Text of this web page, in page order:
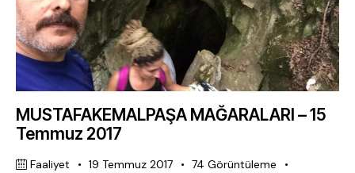
MUSTAFAKEMALPAŞA MAĞARALARI – 15
Temmuz 2017
Faaliyet 19 Temmuz 2017 74 Görüntüleme